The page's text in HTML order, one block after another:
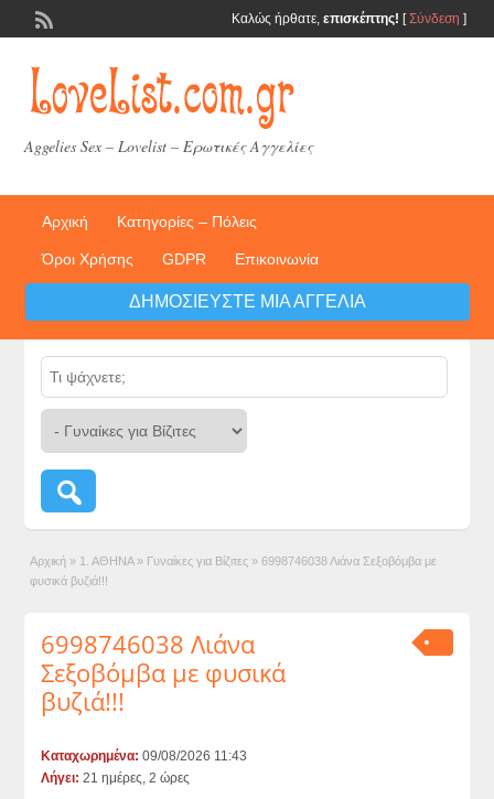
Καλώς ήρθατε, επισκέπτης! [Σύνδεση ]
Aggelies Sex – Lovelist – Ερωτικές Αγγελίες
Αρχική Κατηγορίες – Πόλεις
Όροι Χρήσης GDPR Επικοινωνία
ΔΗΜΟΣΙΕΎΣΤΕ ΜΙΑ ΑΓΓΕΛΊΑ
Αρχική » 1. ΑΘΗΝΑ » Γυναίκες για Βίζιτες » 6998746038 Λιάνα Σεξοβόμβα με
φυσικά βυζιά!!!
6998746038 Λιάνα
Σεξοβόμβα με φυσικά
βυζιά!!!
Καταχωρημένα: 09/08/2026 11:43
Λήγει: 21 ημέρες, 2 ώρες